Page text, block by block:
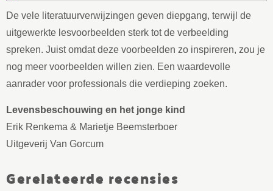
De vele literatuurverwijzingen geven diepgang, terwijl de
uitgewerkte lesvoorbeelden sterk tot de verbeelding
spreken. Juist omdat deze voorbeelden zo inspireren, zou je
nog meer voorbeelden willen zien. Een waardevolle
aanrader voor professionals die verdieping zoeken.
Levensbeschouwing en het jonge kind
Erik Renkema & Marietje Beemsterboer
Uitgeverij Van Gorcum
Gerelateerde recensies